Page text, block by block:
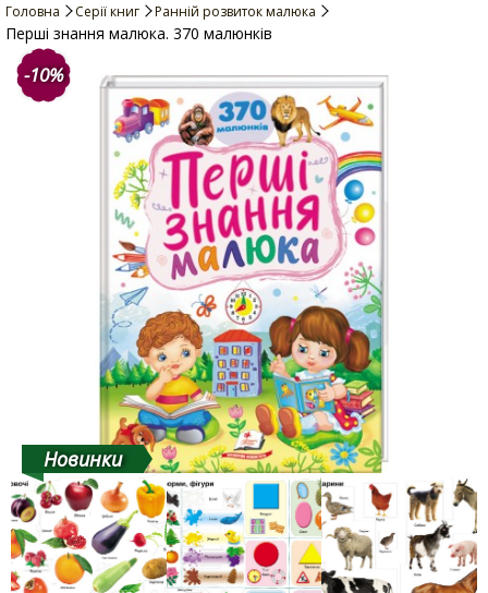
Головна Серії книг Ранній розвиток малюка
Перші знання малюка. 370 малюнків
-10%
Новинки